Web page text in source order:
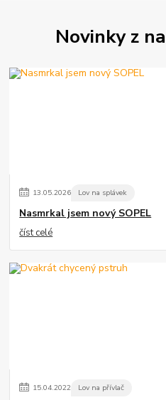
Novinky z
13.05.2026 Lov na splávek
Nasmrkal jsem nový SOPEL
číst celé
15.04.2022 Lov na přívlač